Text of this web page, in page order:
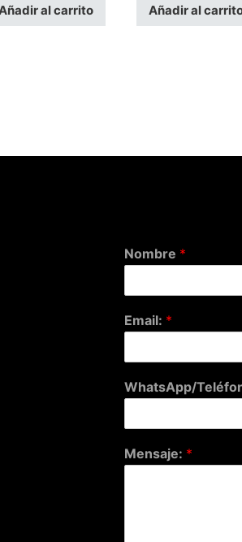
al carrito Añadir al
Nombre *
Email: *
WhatsApp/
Mensaje: *